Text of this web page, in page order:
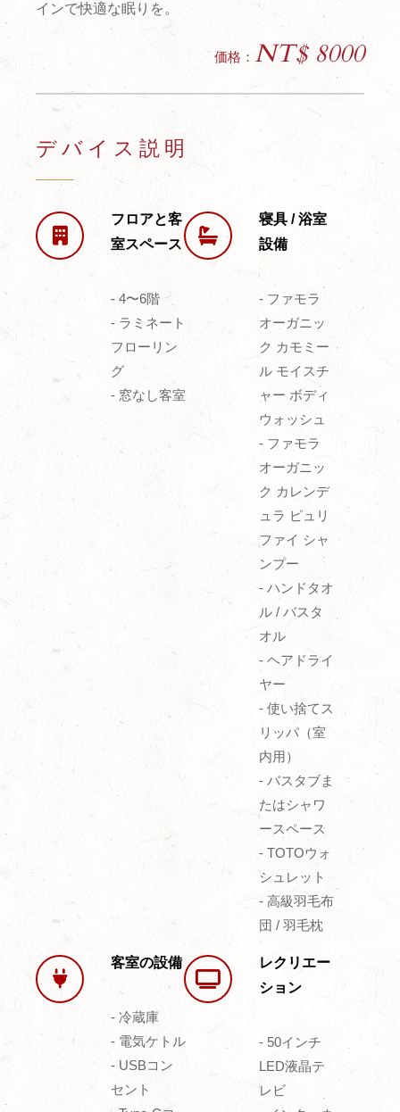
インで快適な眠りを。
価格： NT$ 8000
デバイス説明
フロアと客
室スペース
- 4〜6階
- ラミネート
フローリン
グ
- 窓なし客室
寝具 / 浴室
設備
- ファモラ
オーガニッ
ク カモミー
ル モイスチ
ャー ボディ
ウォッシュ
- ファモラ
オーガニッ
ク カレンデ
ュラ ピュリ
ファイ シャ
ンプー
- ハンドタオ
ル / バスタ
オル
- ヘアドライ
ヤー
- 使い捨てス
リッパ（室
内用）
- バスタブま
たはシャワ
ースペース
- TOTOウォ
シュレット
- 高級羽毛布
団 / 羽毛枕
客室の設備
- 冷蔵庫
- 電気ケトル
- USBコン
セント
レクリエー
ション
- 50インチ
LED液晶テ
レビ